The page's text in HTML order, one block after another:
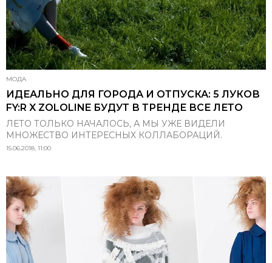
МОДА
ИДЕАЛЬНО ДЛЯ ГОРОДА И ОТПУСКА: 5 ЛУКОВ
FY:R X ZOLOLINE БУДУТ В ТРЕНДЕ ВСЕ ЛЕТО
ЛЕТО ТОЛЬКО НАЧАЛОСЬ, А МЫ УЖЕ ВИДЕЛИ
МНОЖЕСТВО ИНТЕРЕСНЫХ КОЛЛАБОРАЦИЙ.
15.06.2018, 11:00